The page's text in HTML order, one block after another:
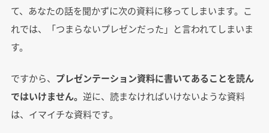
て、あなたの話を聞かずに次の資料に移ってしまいます。こ
れでは、「つまらないプレゼンだった」と言われてしまいま
す。
ですから、 プレゼンテーション資料に書いてあることを読ん
ではいけません。 逆に、読まなければいけないような資料
は、イマイチな資料です。